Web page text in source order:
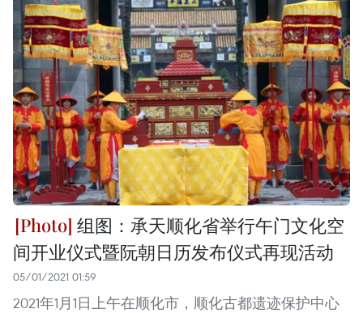
组图：承天顺化省举行午门文化空
间开业仪式暨阮朝日历发布仪式再现活动
05/01/2021 01:59
2021年1月1日上午在顺化市，顺化古都遗迹保护中心